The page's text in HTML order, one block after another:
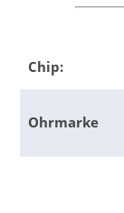
Chip:
Ohrmarke